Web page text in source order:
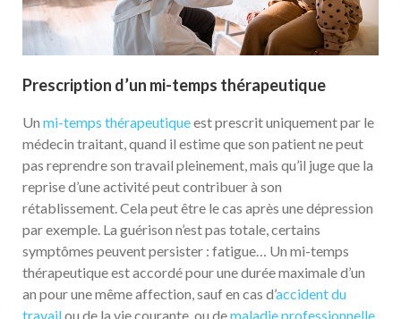
Prescription d’un mi-temps thérapeutique
Un mi-temps thérapeutiqueest prescrit uniquement par le
médecin traitant, quand il estime que son patient ne peut
pas reprendre son travail pleinement, mais qu’il juge que la
reprise d’une activité peut contribuer à son
rétablissement. Cela peut être le cas après une dépression
par exemple. La guérison n’est pas totale, certains
symptômes peuvent persister : fatigue… Un mi-temps
thérapeutique est accordé pour une durée maximale d’un
an pour une même affection, sauf en cas d’accident du
travailou de la vie courante, ou demaladie professionnelle